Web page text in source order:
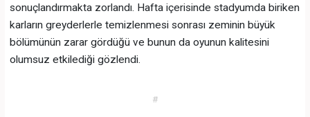
sonuçlandırmakta zorlandı. Hafta içerisinde stadyumda biriken
karların greyderlerle temizlenmesi sonrası zeminin büyük
bölümünün zarar gördüğü ve bunun da oyunun kalitesini
olumsuz etkilediği gözlendi.
#